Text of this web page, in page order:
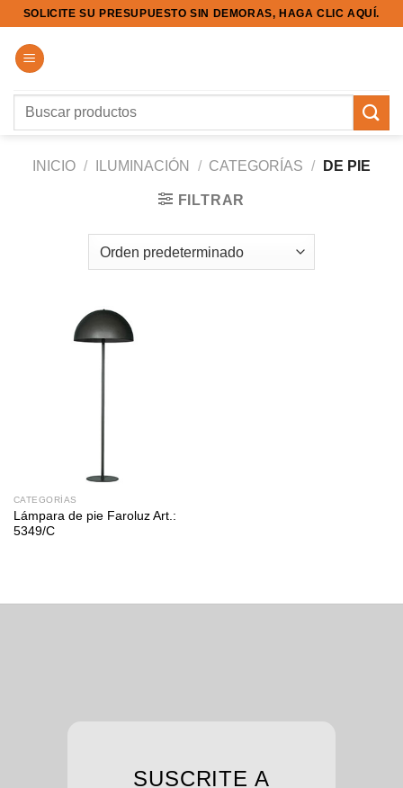
Saltar
contenido
SOLICITE SU PRESUPUESTO SIN DEMORAS, HAGA CLIC AQUÍ.
Buscar
INICIO / ILUMINACIÓN / CATEGORÍAS / DE PIE
FILTRAR
CATEGORÍAS
Lámpara de pie Faroluz Art.:
5349/C
SUSCRITE A